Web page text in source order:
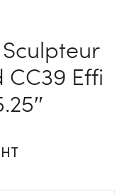
Effi
HT